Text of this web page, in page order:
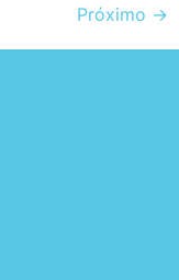
Próximo →